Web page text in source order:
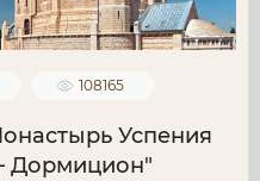
108165
Успения
Дормицион"